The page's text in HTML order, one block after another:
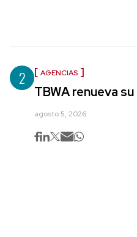
2 AGENCIAS
TBWA renueva
agosto 5, 2026